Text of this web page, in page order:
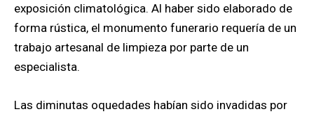
exposición climatológica. Al haber sido elaborado de
forma rústica, el monumento funerario requería de un
trabajo artesanal de limpieza por parte de un
especialista.
Las diminutas oquedades habían sido invadidas por